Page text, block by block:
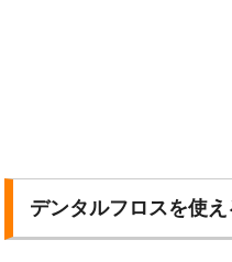
デンタルフロスを使